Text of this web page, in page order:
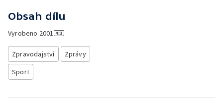
Obsah dílu
Vyrobeno 2001
Zpravodajství
Zprávy
Sport